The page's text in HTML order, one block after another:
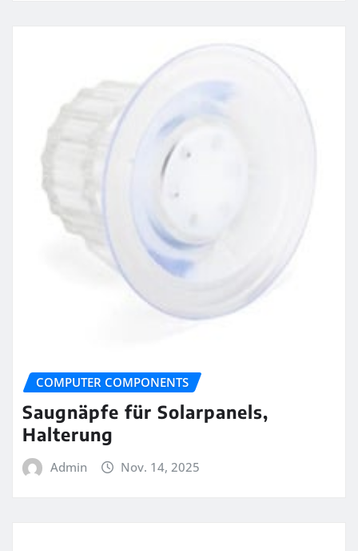
COMPUTER COMPONENTS
Saugnäpfe für Solarpanels,
Halterung
Admin Nov. 14, 2025